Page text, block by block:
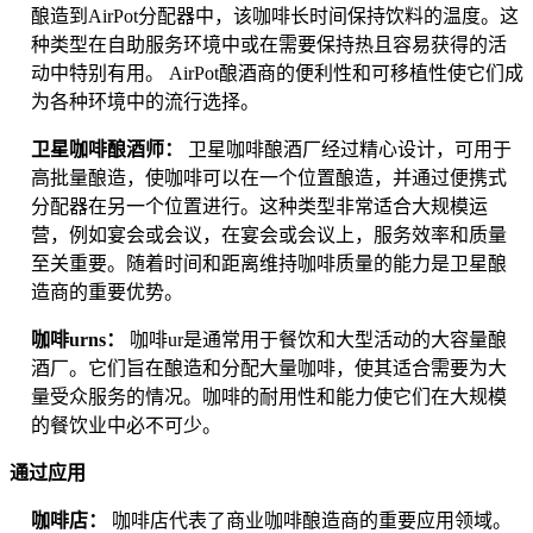
酿造到AirPot分配器中，该咖啡长时间保持饮料的温度。这
种类型在自助服务环境中或在需要保持热且容易获得的活
动中特别有用。 AirPot酿酒商的便利性和可移植性使它们成
为各种环境中的流行选择。
卫星咖啡酿酒师： 卫星咖啡酿酒厂经过精心设计，可用于
高批量酿造，使咖啡可以在一个位置酿造，并通过便携式
分配器在另一个位置进行。这种类型非常适合大规模运
营，例如宴会或会议，在宴会或会议上，服务效率和质量
至关重要。随着时间和距离维持咖啡质量的能力是卫星酿
造商的重要优势。
咖啡urns：
咖啡ur是通常用于餐饮和大型活动的大容量酿
酒厂。它们旨在酿造和分配大量咖啡，使其适合需要为大
量受众服务的情况。咖啡的耐用性和能力使它们在大规模
的餐饮业中必不可少。
通过应用
咖啡店：
咖啡店代表了商业咖啡酿造商的重要应用领域。